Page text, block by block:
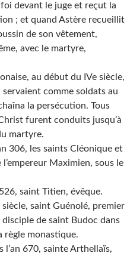
devant le juge et reçut la
; et quand Astère recueillit
de son vêtement,
avec le martyre,
au début du IVe siècle,
comme soldats au
la persécution. Tous
furent conduits jusqu’à
martyre.
les saints Cléonique et
Maximien, sous le
saint Titien, évêque.
saint Guénolé, premier
de saint Budoc dans
règle monastique.
670, sainte Arthellaïs,